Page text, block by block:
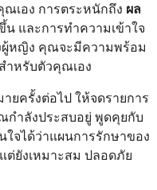
เอง การตระหนักถึง ผล
น และการทำความเข้าใจ
ผู้หญิง คุณจะมีความพร้อม
ำหรับตัวคุณเอง
ยครั้งต่อไป ให้จดรายการ
กำลังประสบอยู่ พูดคุยกับ
จได้ว่าแผนการรักษาของ
ยังเหมาะสม ปลอดภัย